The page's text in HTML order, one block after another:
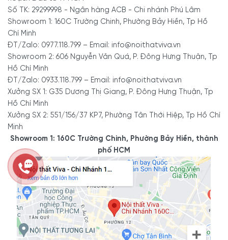
Số TK: 29299998 - Ngân hàng ACB - Chi nhánh Phú Lâm
Showroom 1: 160C Trường Chinh, Phường Bảy Hiền, Tp Hồ
Chí Minh
ĐT/Zalo: 0977.118.799 – Email: info@noithatviva.vn
Showroom 2: 606 Nguyễn Văn Quá, P. Đông Hưng Thuận, Tp
Hồ Chí Minh
ĐT/Zalo: 0933.118.799 – Email: info@noithatviva.vn
Xưởng SX 1: G35 Dương Thị Giang, P. Đông Hưng Thuận, Tp
Hồ Chí Minh
Xưởng SX 2: 551/156/37 KP7, Phường Tân Thới Hiệp, Tp Hồ Chí
Minh
Showroom 1: 160C Trường Chinh, Phường Bảy Hiền, thành
phố HCM